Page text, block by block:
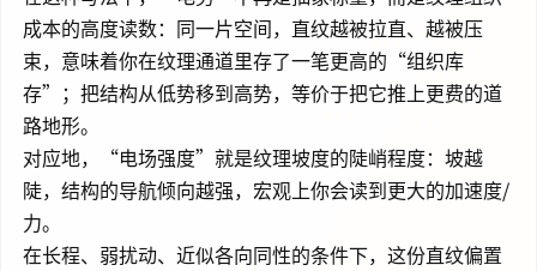
成本的高度读数：同一片空间，直纹越被拉直、越被压
束，意味着你在纹理通道里存了一笔更高的“组织库
存”；把结构从低势移到高势，等价于把它推上更费的道
路地形。
对应地，“电场强度”就是纹理坡度的陡峭程度：坡越
陡，结构的导航倾向越强，宏观上你会读到更大的加速度/
力。
在长程、弱扰动、近似各向同性的条件下，这份直纹偏置